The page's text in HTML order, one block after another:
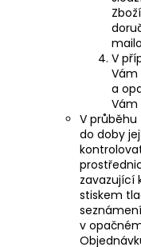
V
Vám
a
Vám
V
do doby
zavazující
stiskem
v